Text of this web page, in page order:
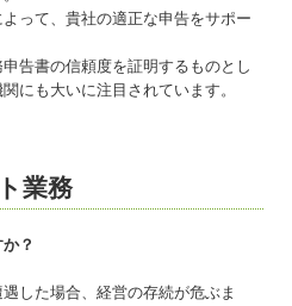
って、貴社の適正な申告をサポー
告書の信頼度を証明するものとし
にも大いに注目されています。
業務
？
した場合、経営の存続が危ぶま